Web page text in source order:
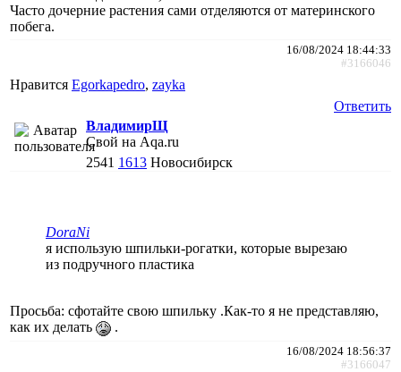
Часто дочерние растения сами отделяются от материнского
побега.
16/08/2024 18:44:33
#3166046
Нравится Egorkapedro, zayka
Ответить
ВладимирЩ
Свой на Aqa.ru
2541 1613 Новосибирск
DoraNi
я использую шпильки-рогатки, которые вырезаю
из подручного пластика
Просьба: сфотайте свою шпильку .Как-то я не представляю,
как их делать
.
16/08/2024 18:56:37
#3166047